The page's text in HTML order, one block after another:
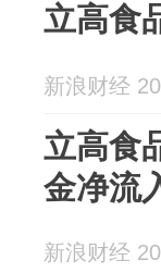
立高食
新浪财经
立高食
金净流
新浪财经